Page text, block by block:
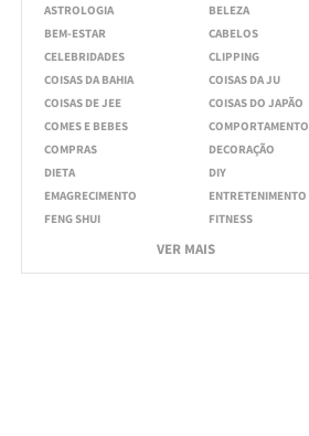
ASTROLOGIA
BELEZA
BEM-ESTAR
CABELOS
CELEBRIDADES
CLIPPING
COISAS DA BAHIA
COISAS DA JU
COISAS DE JEE
COISAS DO JAPÃO
COMES E BEBES
COMPORTAMENTO
COMPRAS
DECORAÇÃO
DIETA
DIY
EMAGRECIMENTO
ENTRETENIMENTO
FENG SHUI
FITNESS
VER MAIS